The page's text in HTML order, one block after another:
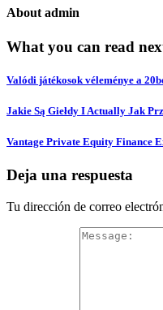
Aboutadmin
What you can read
Valódi játékosok véleménye a
Jakie Są Giełdy I Actually Jak
Vantage Private Equity Finance
Deja una respuesta
Tu dirección de correo